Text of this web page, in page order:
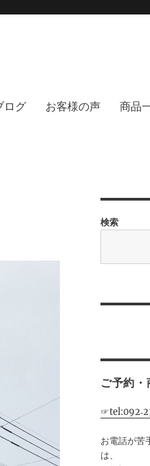
から深夜24
ログ お客様の声 商品
検索
ご予約
お電話が苦
は、